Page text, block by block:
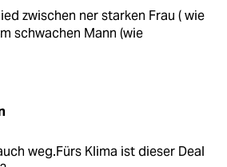
zwischen ner starken Frau ( wie
schwachen Mann (wie
weg.Fürs Klima ist dieser Deal